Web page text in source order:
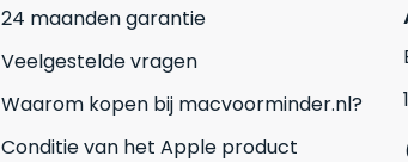
24 maanden garantie
Veelgestelde vragen
Waarom kopen bij macvoorminder.nl?
Conditie van het Apple product